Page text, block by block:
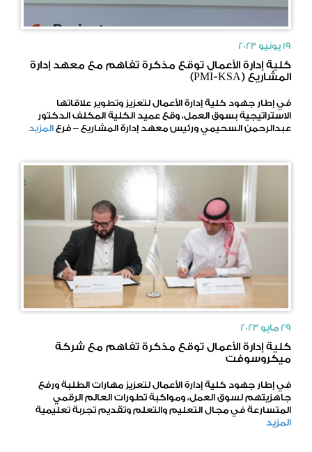
19 يونيو 2023
كلية إدارة الأعمال توقع مذكرة تفاهم مع معهد إدارة
المشاريع (PMI-KSA)
في إطار جهود كلية إدارة الأعمال لتعزيز وتطوير علاقاتها
الاستراتيجية بسوق العمل، وقع عميد الكلية المكلف الدكتور
عبدالرحمن السحيمي ورئيس معهد إدارة المشاريع – فرع المزيد
29 مايو 2023
كلية إدارة الأعمال توقع مذكرة تفاهم مع شركة
ميكروسوفت
في إطار جهود كلية إدارة الأعمال لتعزيز مهارات الطلبة ورفع
جاهزيتهم لسوق العمل، ومواكبة تطورات العالم الرقمي
المتسارعة في مجال التعليم والتعلم وتقديم تجربة تعليمية
المزيد